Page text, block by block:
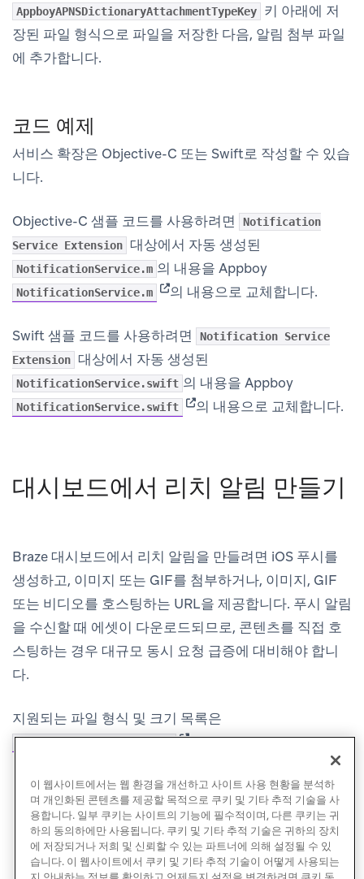
AppboyAPNSDictionaryAttachmentTypeKey
키 아래에 저
장된 파일 형식으로 파일을 저장한 다음, 알림 첨부 파일
에 추가합니다.
코드 예제
서비스 확장은 Objective-C 또는 Swift로 작성할 수 있습
니다.
Objective-C 샘플 코드를 사용하려면
Notification
Service Extension
대상에서 자동 생성된
NotificationService.m 의 내용을 Appboy
NotificationService.m (opens in new tab)
의 내용으로 교체합니다.
Swift 샘플 코드를 사용하려면
Notification Service
Extension
대상에서 자동 생성된
NotificationService.swift 의 내용을 Appboy
NotificationService.swift (opens in new tab)
의 내용으로 교체합니다.
대시보드에서 리치 알림 만들기
Braze 대시보드에서 리치 알림을 만들려면 iOS 푸시를
생성하고, 이미지 또는 GIF를 첨부하거나, 이미지, GIF
또는 비디오를 호스팅하는 URL을 제공합니다. 푸시 알림
을 수신할 때 에셋이 다운로드되므로, 콘텐츠를 직접 호
스팅하는 경우 대규모 동시 요청 급증에 대비해야 합니
다.
지원되는 파일 형식 및 크기 목록은
(opens in new tab)
를 참조하세요.
이 웹사이트에서는 웹 환경을 개선하고 사이트 사용 현황을 분석하
며 개인화된 콘텐츠를 제공할 목적으로 쿠키 및 기타 추적 기술을 사
용합니다. 일부 쿠키는 사이트의 기능에 필수적이며, 다른 쿠키는 귀
하의 동의하에만 사용됩니다. 쿠키 및 기타 추적 기술은 귀하의 장치
에 저장되거나 저희 및 신뢰할 수 있는 파트너에 의해 설정될 수 있
습니다. 이 웹사이트에서 쿠키 및 기타 추적 기술이 어떻게 사용되는